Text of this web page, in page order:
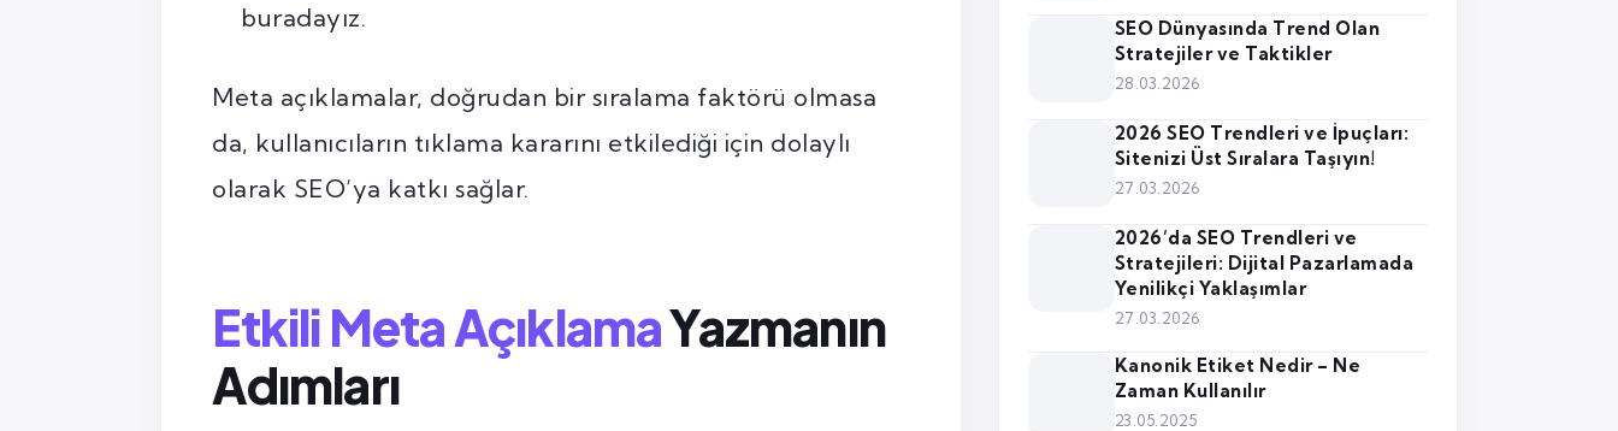
buradayız.
Meta açıklamalar, doğrudan bir sıralama faktörü olmasa
da, kullanıcıların tıklama kararını etkilediği için dolaylı
olarak SEO’ya katkı sağlar.
Etkili Meta AçıklamaYazmanın
Adımları
SEO Dünyasında Trend Olan
Stratejiler ve Taktikler
28.03.2026
2026 SEO Trendleri ve İpuçları:
Sitenizi Üst Sıralara Taşıyın!
27.03.2026
2026’da SEO Trendleri ve
Stratejileri: Dijital Pazarlamada
Yenilikçi Yaklaşımlar
27.03.2026
Kanonik Etiket Nedir – Ne
Zaman Kullanılır
23.05.2025